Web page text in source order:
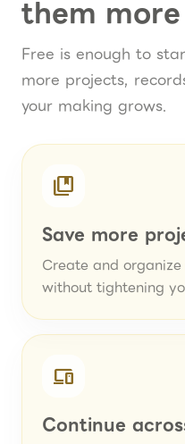
them
Free is enough to
more projects,
your making grows.
collections_bookmark
Save more
Create and
without tightening
devices
Continue